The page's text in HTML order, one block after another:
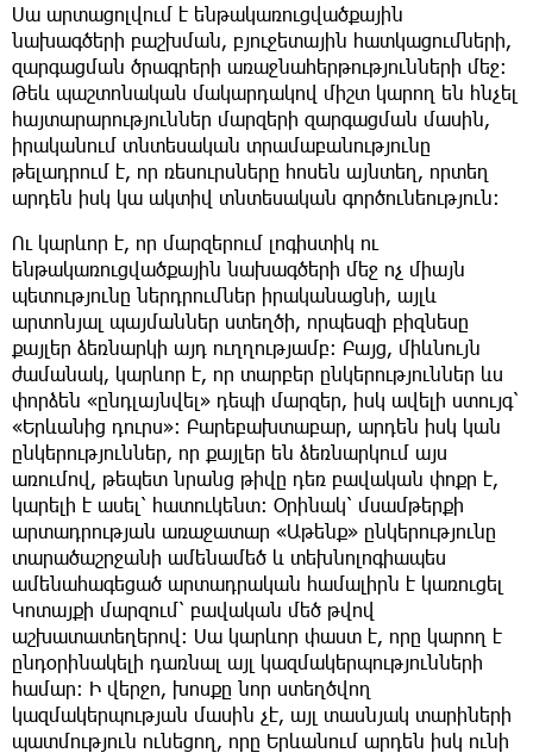
Սա արտացոլվում է ենթակառուցվածքային
նախագծերի բաշխման, բյուջետային հատկացումների,
զարգացման ծրագրերի առաջնահերթությունների մեջ։
Թեև պաշտոնական մակարդակով միշտ կարող են հնչել
հայտարարություններ մարզերի զարգացման մասին,
իրականում տնտեսական տրամաբանությունը
թելադրում է, որ ռեսուրսները հոսեն այնտեղ, որտեղ
արդեն իսկ կա ակտիվ տնտեսական գործունեություն։
Ու կարևոր է, որ մարզերում լոգիստիկ ու
ենթակառուցվածքային նախագծերի մեջ ոչ միայն
պետությունը ներդրումներ իրականացնի, այլև
արտոնյալ պայմաններ ստեղծի, որպեսզի բիզնեսը
քայլեր ձեռնարկի այդ ուղղությամբ։ Բայց, միևնույն
ժամանակ, կարևոր է, որ տարբեր ընկերություններ ևս
փորձեն «ընդլայնվել» դեպի մարզեր, իսկ ավելի ստույգ՝
«Երևանից դուրս»: Բարեբախտաբար, արդեն իսկ կան
ընկերություններ, որ քայլեր են ձեռնարկում այս
առումով, թեպետ նրանց թիվը դեռ բավական փոքր է,
կարելի է ասել՝ հատուկենտ։ Օրինակ՝ մսամթերքի
արտադրության առաջատար «Աթենք» ընկերությունը
տարածաշրջանի ամենամեծ և տեխնոլոգիապես
ամենահագեցած արտադրական համալիրն է կառուցել
Կոտայքի մարզում՝ բավական մեծ թվով
աշխատատեղերով։ Սա կարևոր փաստ է, որը կարող է
ընդօրինակելի դառնալ այլ կազմակերպությունների
համար։ Ի վերջո, խոսքը նոր ստեղծվող
կազմակերպության մասին չէ, այլ տասնյակ տարիների
պատմություն ունեցող, որը Երևանում արդեն իսկ ունի